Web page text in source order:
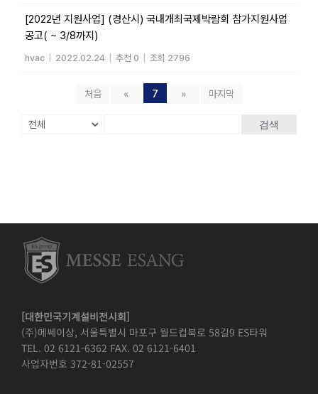
[2022년 지원사업] (경산시) 국내개최국제박람회 참가지원사업
공고( ~ 3/8까지)
hvac 2022.02.24 추천 0 조회 2796
처음 « 7 » 마지막
검색
[대한민국기계설비전시회]
(주)메쎄이상, 서울특별시 마포구 월드컵북로 58길9 ES타워
TEL. 02 6121-6362 FAX. 02 6121-6401
사업자번호 372-81-02557